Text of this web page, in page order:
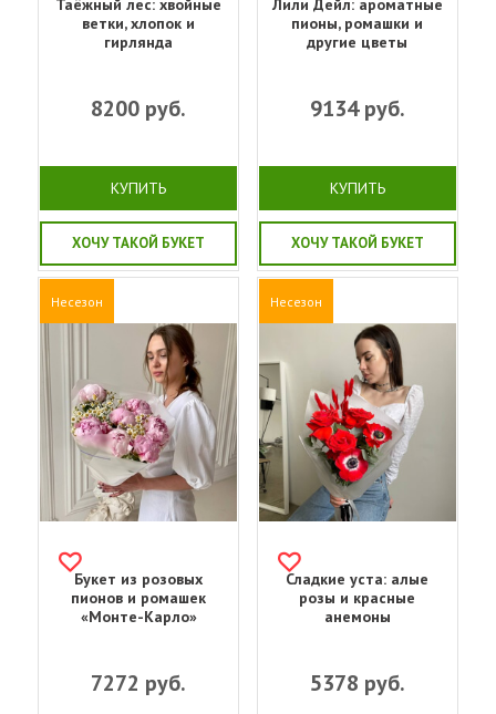
Таёжный лес: хвойные
ветки, хлопок и
гирлянда
8200 руб.
КУПИТЬ
ХОЧУ ТАКОЙ БУКЕТ
Лили Дейл: ароматные
пионы, ромашки и
другие цветы
9134руб.
КУПИТЬ
ХОЧУ ТАКОЙ БУКЕТ
Несезон
Букет из розовых
пионов и ромашек
«Монте-Карло»
7272 руб.
Несезон
Сладкие уста: алые
розы и красные
анемоны
5378 руб.